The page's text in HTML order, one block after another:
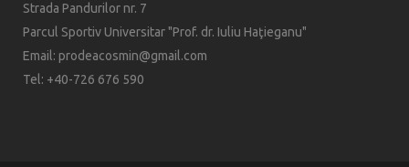
Strada Pandurilor nr. 7
Parcul Sportiv Universitar "Prof. dr. Iuliu Haţieganu"
Email: prodeacosmin@gmail.com
Tel: +40-726 676 590